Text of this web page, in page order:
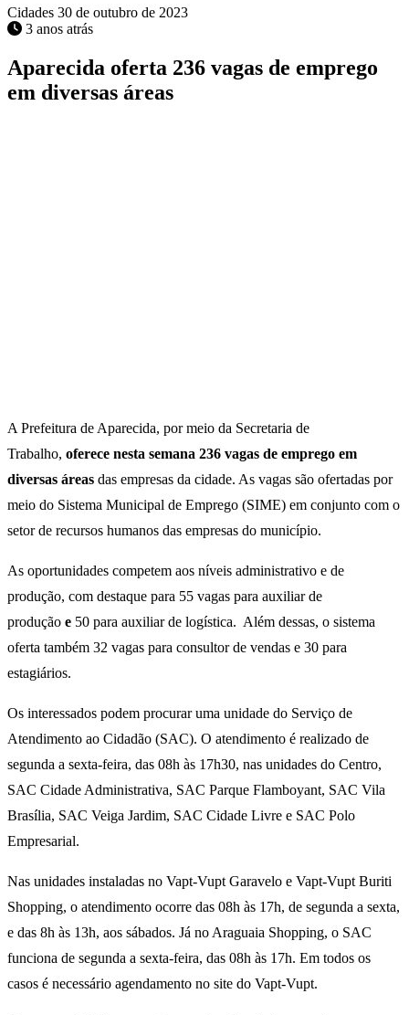
Cidades 30 de outubro de 2023
3 anos atrás
Aparecida oferta 236 vagas de emprego
em diversas áreas
A Prefeitura de Aparecida, por meio da Secretaria de
Trabalho, oferece nesta semana 236 vagas de emprego em
diversas áreas das empresas da cidade. As vagas são ofertadas por
meio do Sistema Municipal de Emprego (SIME) em conjunto com o
setor de recursos humanos das empresas do município.
As oportunidades competem aos níveis administrativo e de
produção, com destaque para 55 vagas para auxiliar de
produção e 50 para auxiliar de logística. Além dessas, o sistema
oferta também 32 vagas para consultor de vendas e 30 para
estagiários.
Os interessados podem procurar uma unidade do Serviço de
Atendimento ao Cidadão (SAC). O atendimento é realizado de
segunda a sexta-feira, das 08h às 17h30, nas unidades do Centro,
SAC Cidade Administrativa, SAC Parque Flamboyant, SAC Vila
Brasília, SAC Veiga Jardim, SAC Cidade Livre e SAC Polo
Empresarial.
Nas unidades instaladas no Vapt-Vupt Garavelo e Vapt-Vupt Buriti
Shopping, o atendimento ocorre das 08h às 17h, de segunda a sexta,
e das 8h às 13h, aos sábados. Já no Araguaia Shopping, o SAC
funciona de segunda a sexta-feira, das 08h às 17h. Em todos os
casos é necessário agendamento no site do Vapt-Vupt.